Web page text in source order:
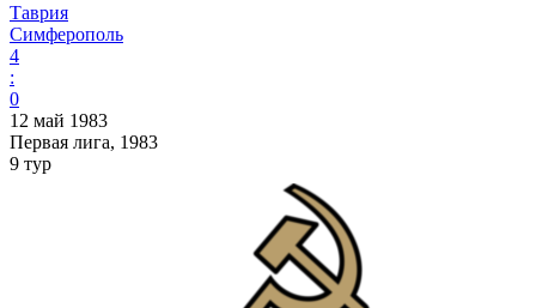
Таврия
Симферополь
4
:
0
12 май 1983
Первая лига, 1983
9 тур